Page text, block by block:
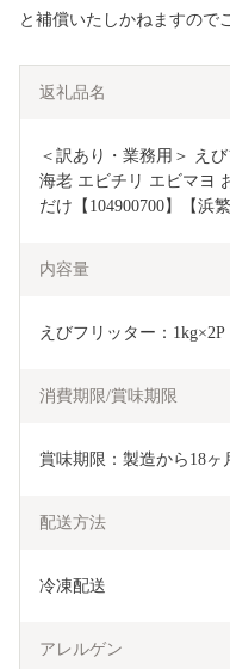
と補償いたしかねますので
返礼品名
＜訳あり・業務用＞ え
海老 エビチリ エビマヨ
だけ【104900700】【浜繁
内容量
えびフリッター：1kg×2P
消費期限/賞味期限
賞味期限：製造から18ヶ
配送方法
冷凍配送
アレルゲン